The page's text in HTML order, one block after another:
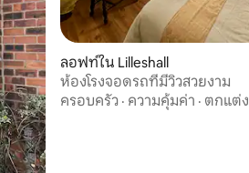
ลอฟท์ใน Lilleshall
ห้องโรงจอดรถที่มีวิวสวยงาม
ครอบครัว · ความคุ้มค่า · ตกแต่ง